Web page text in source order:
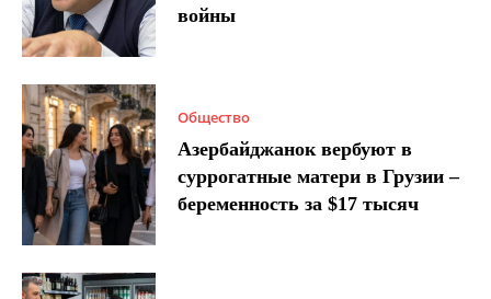
войны
Общество
Азербайджанок вербуют в
суррогатные матери в Грузии –
беременность за $17 тысяч